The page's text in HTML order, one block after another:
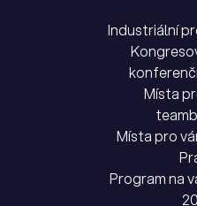
Industriální
Místa
Místa pro
Program na